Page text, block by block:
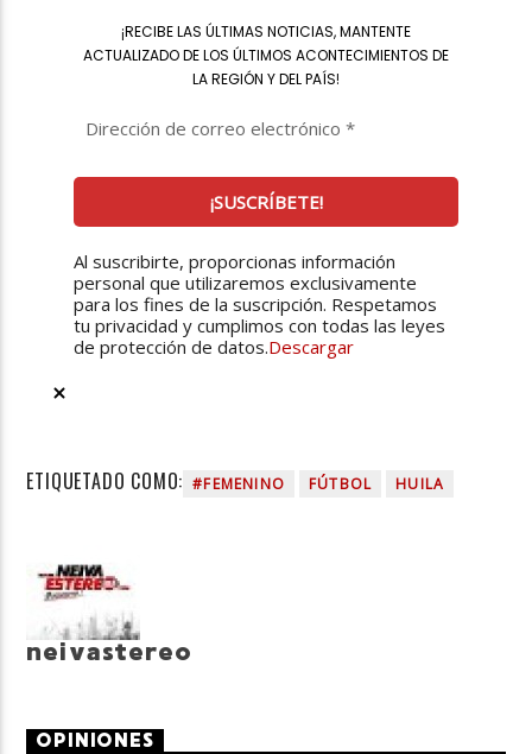
¡RECIBE LAS ÚLTIMAS NOTICIAS, MANTENTE
ACTUALIZADO DE LOS ÚLTIMOS ACONTECIMIENTOS DE
LA REGIÓN Y DEL PAÍS!
Al suscribirte, proporcionas información
personal que utilizaremos exclusivamente
para los fines de la suscripción. Respetamos
tu privacidad y cumplimos con todas las leyes
de protección de datos.Descargar
ETIQUETADO COMO: #FEMENINO FÚTBOL HUILA
neivastereo
OPINIONES